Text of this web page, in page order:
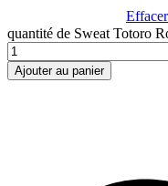
Effacer
quantité de Sweat Totoro
Ajouter au panier